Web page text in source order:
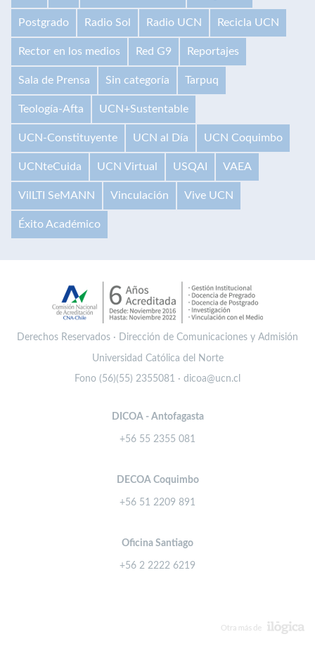
Postgrado Radio Sol Radio UCN Recicla UCN
Rector en los medios Red G9 Reportajes
Sala de Prensa Sin categoría Tarpuq
Teología-Afta UCN+Sustentable
UCN-Constituyente UCN al Día UCN Coquimbo
UCNteCuida UCN Virtual USQAI VAEA
VilLTI SeMANN Vinculación Vive UCN
Éxito Académico
Derechos Reservados · Dirección de Comunicaciones y Admisión
Universidad Católica del Norte
Fono (56)(55) 2355081 · dicoa@ucn.cl
DICOA - Antofagasta
+56 55 2355 081
DECOA Coquimbo
+56 51 2209 891
Oficina Santiago
+56 2 2222 6219